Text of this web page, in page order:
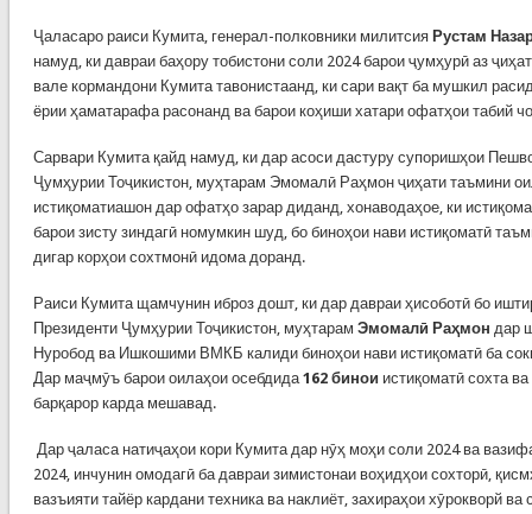
Ҷаласаро раиси Кумита, генерал-полковники милитсия Рустам
намуд, ки давраи баҳору тобистони соли 2024 барои ҷумҳурӣ аз
вале кормандони Кумита тавонистаанд, ки сари вақт ба мушкил
ёрии ҳаматарафа расонанд ва барои коҳиши хатари офатҳои табий
Сарвари Кумита қайд намуд, ки дар асоси дастуру супоришҳои
Ҷумҳурии Тоҷикистон, муҳтарам Эмомалӣ Раҳмон ҷиҳати таъмини
истиқоматиашон дар офатҳо зарар диданд, хонаводаҳое, ки
барои зисту зиндагӣ номумкин шуд, бо биноҳои нави истиқоматӣ
дигар корҳои сохтмонӣ идома доранд.
Раиси Кумита щамчунин иброз дошт, ки дар давраи ҳисоботӣ бо
Президенти Ҷумҳурии Тоҷикистон, муҳтарам Эмомалӣ Раҳмон дар
Нуробод ва Ишкошими ВМКБ калиди биноҳои нави истиқоматӣ ба
Дар маҷмӯъ барои оилаҳои осебдида162 бинои истиқоматӣ сохта
барқарор карда мешавад.
Дар ҷаласа натиҷаҳои кори Кумита дар нӯҳ моҳи соли 2024 ва
2024, инчунин омодагӣ ба давраи зимистонаи воҳидҳои сохторӣ,
вазъияти тайёр кардани техника ва наклиёт, захираҳои хӯрокворй